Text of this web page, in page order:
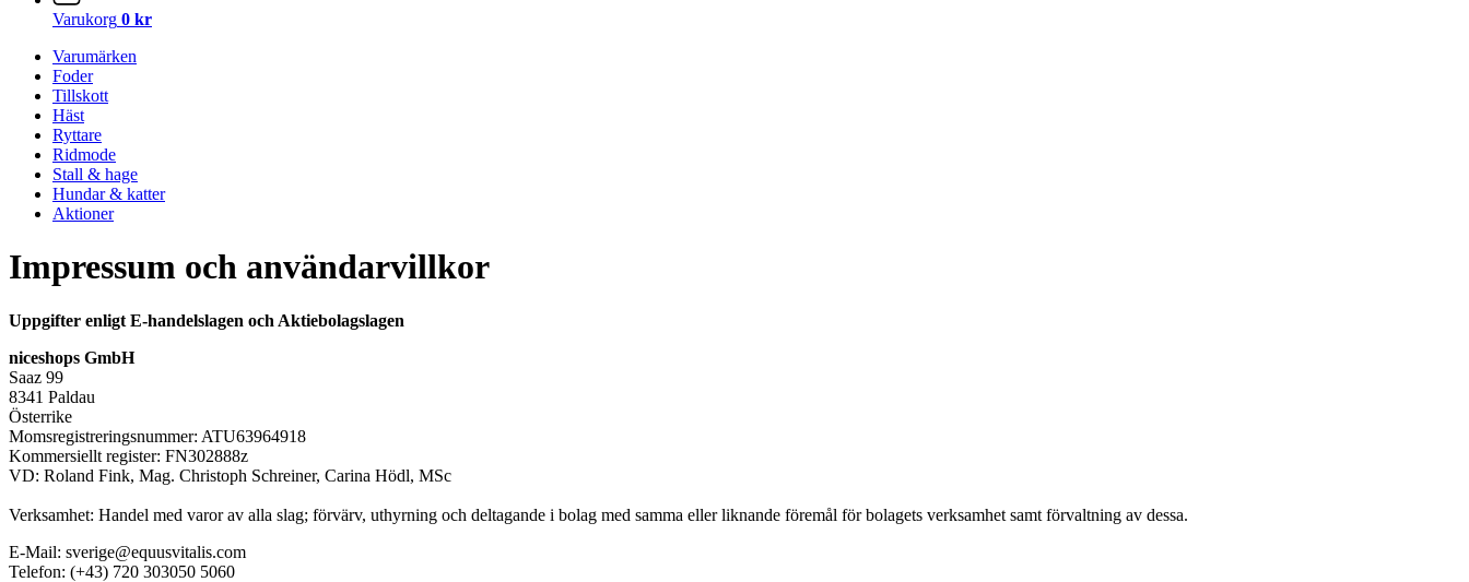
Varukorg 0 kr
Varumärken
Foder
Tillskott
Häst
Ryttare
Ridmode
Stall & hage
Hundar & katter
Aktioner
Impressum och användarvillkor
Uppgifter enligt E-handelslagen och Aktiebolagslagen
niceshops GmbH
Saaz 99
8341 Paldau
Österrike
Momsregistreringsnummer: ATU63964918
Kommersiellt register: FN302888z
VD: Roland Fink, Mag. Christoph Schreiner, Carina Hödl, MSc
Verksamhet: Handel med varor av alla slag; förvärv, uthyrning och deltagande i bolag med samma eller liknande föremål för bolagets verksamhet samt förvaltning av dessa.
E-Mail: sverige@equusvitalis.com
Telefon: (+43) 720 303050 5060